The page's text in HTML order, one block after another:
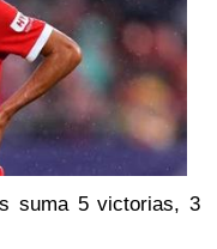
suma 5 victorias, 3